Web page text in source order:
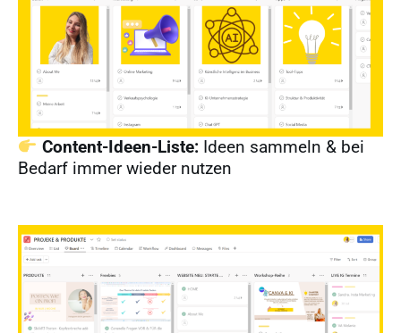
Content-Ideen-Liste:Ideen sammeln & bei
Bedarf immer wieder nutzen